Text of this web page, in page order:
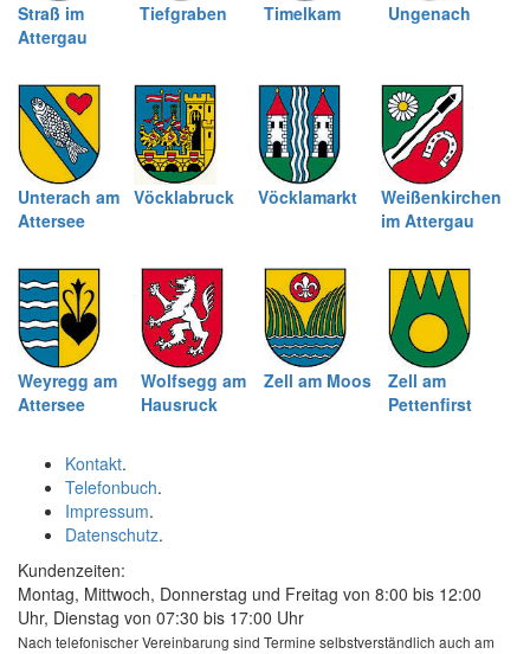
Straß im
Attergau
Tiefgraben Timelkam Ungenach
Unterach am
Attersee
Vöcklabruck Vöcklamarkt
Weißenkirchen
im Attergau
Weyregg am
Attersee
Wolfsegg am
Hausruck
Zell am Moos
Zell am
Pettenfirst
Kontakt.
Telefonbuch.
Impressum.
Datenschutz.
Kundenzeiten:
Montag, Mittwoch, Donnerstag und Freitag von 8:00 bis 12:00
Uhr, Dienstag von 07:30 bis 17:00 Uhr
Nach telefonischer Vereinbarung sind Termine selbstverständlich auch am